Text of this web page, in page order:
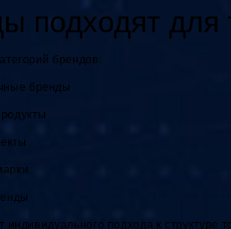
подходят для
брендов:
бренды
подхода к структуре